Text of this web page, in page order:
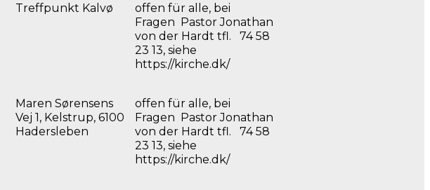
Treffpunkt Kalvø
offen für alle, bei
Fragen Pastor Jonathan
von der Hardt tfl. 74 58
23 13, siehe
https://kirche.dk/
Maren Sørensens
Vej 1, Kelstrup, 6100
Hadersleben
offen für alle, bei
Fragen Pastor Jonathan
von der Hardt tfl. 74 58
23 13, siehe
https://kirche.dk/